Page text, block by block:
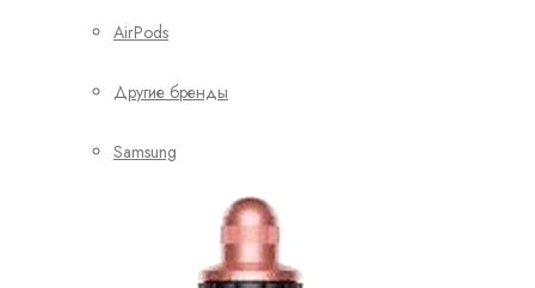
AirPods
Другие бренды
Samsung